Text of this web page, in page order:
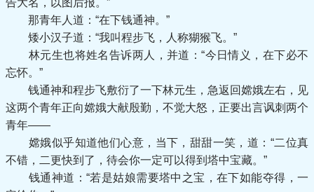
告大名，以图后报。”
那青年人道：“在下钱通神。”
矮小汉子道：“我叫程步飞，人称猢猴飞。”
林元生也将姓名告诉两人，并道：“今日情义，在下必不
忘怀。”
钱通神和程步飞敷衍了一下林元生，急返回嫦娥左右，见
这两个青年正向嫦娥大献殷勤，不觉大怒，正要出言讽刺两个
青年——
嫦娥似乎知道他们心意，当下，甜甜一笑，道：“二位真
不错，二更快到了，待会你一定可以得到塔中宝藏。”
钱通神道：“若是姑娘需要塔中之宝，在下如能夺得，一